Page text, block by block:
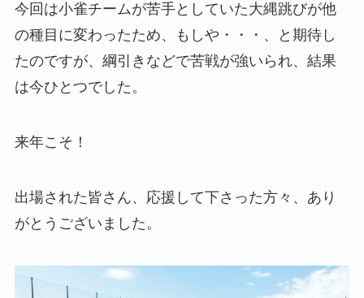
今回は小雀チームが苦手としていた大縄跳びが他
の種目に変わったため、もしや・・・、と期待し
たのですが、綱引きなどで苦戦が強いられ、結果
は今ひとつでした。
来年こそ！
出場された皆さん、応援して下さった方々、あり
がとうございました。